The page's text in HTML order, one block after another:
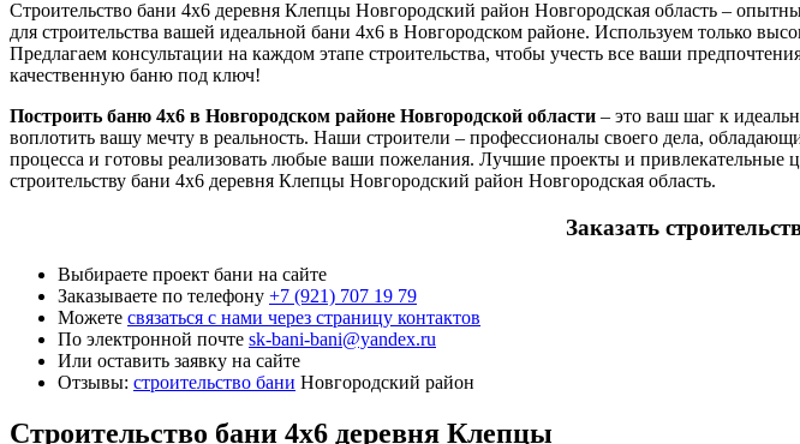
Строительство бани 4х6 деревня Клепцы Новгородский район Новгородская область –
для строительства вашей идеальной бани 4х6 в Новгородском районе. Используем только
Предлагаем консультации на каждом этапе строительства, чтобы учесть все ваши
качественную баню под ключ!
Построить баню 4х6 в Новгородском районе Новгородской области – это ваш шаг к
воплотить вашу мечту в реальность. Наши строители – профессионалы своего дела,
процесса и готовы реализовать любые ваши пожелания. Лучшие проекты и
строительству бани 4х6 деревня Клепцы Новгородский район Новгородская область.
Заказать
Выбираете проект бани на сайте
Заказываете по телефону +7 (921) 707 19 79
Можете связаться с нами через страницу контактов
По электронной почте sk-bani-bani@yandex.ru
Или оставить заявку на сайте
Отзывы: строительство бани Новгородский район
Строительство бани 4х6 деревня Клепцы